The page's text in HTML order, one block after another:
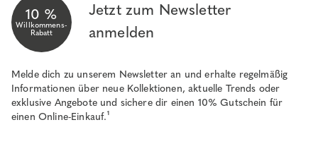
10 %
Willkommens-
Rabatt
Jetzt zum Newsletter
anmelden
Melde dich zu unserem Newsletter an und erhalte regelmäßig
Informationen über neue Kollektionen, aktuelle Trends oder
exklusive Angebote und sichere dir einen 10% Gutschein für
einen Online-Einkauf.¹